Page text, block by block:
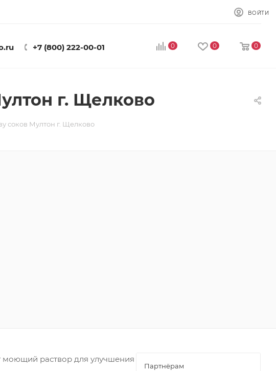
ВОЙТИ
+7 (800) 222-00-01 0 0 0
г. Щелково
соков Мултон г. Щелково
моющий раствор для улучшения
Партнёрам